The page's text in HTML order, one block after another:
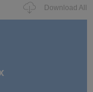
Download All